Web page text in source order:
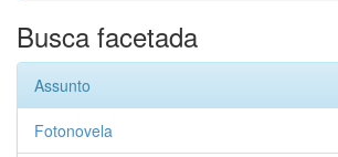
Busca facetada
Assunto
Fotonovela